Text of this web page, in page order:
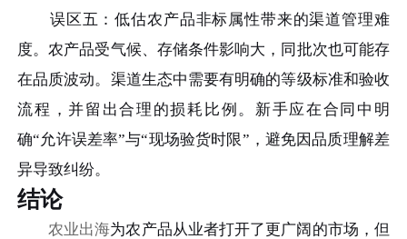
误区五：低估农产品非标属性带来的渠道管理难
度。农产品受气候、存储条件影响大，同批次也可能存
在品质波动。渠道生态中需要有明确的等级标准和验收
流程，并留出合理的损耗比例。新手应在合同中明
确“允许误差率”与“现场验货时限”，避免因品质理解差
异导致纠纷。
结论
农业出海为农产品从业者打开了更广阔的市场，但